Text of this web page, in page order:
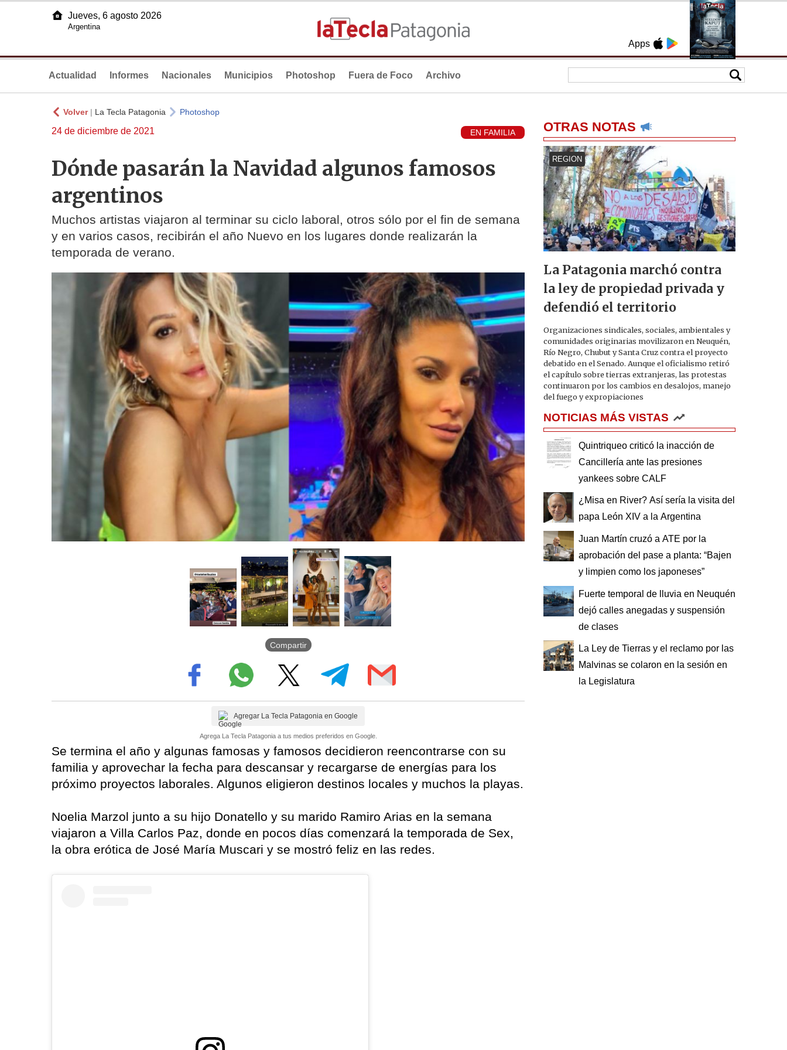
Apps
Jueves, 6 agosto 2026
Argentina
Actualidad Informes Nacionales Municipios Photoshop Fuera de Foco Archivo
Volver| La Tecla Patagonia Photoshop
24 de diciembre de 2021 EN FAMILIA
Dónde pasarán la Navidad algunos famosos
argentinos
Muchos artistas viajaron al terminar su ciclo laboral, otros sólo por el fin de semana
y en varios casos, recibirán el año Nuevo en los lugares donde realizarán la
temporada de verano.
Compartir
Agregar La Tecla Patagonia en Google
Agrega La Tecla Patagonia a tus medios preferidos en Google.
Se termina el año y algunas famosas y famosos decidieron reencontrarse con su
familia y aprovechar la fecha para descansar y recargarse de energías para los
próximo proyectos laborales. Algunos eligieron destinos locales y muchos la playas.
Noelia Marzol junto a su hijo Donatello y su marido Ramiro Arias en la semana
viajaron a Villa Carlos Paz, donde en pocos días comenzará la temporada de Sex,
la obra erótica de José María Muscari y se mostró feliz en las redes.
OTRAS NOTAS
REGION
La Patagonia marchó contra
la ley de propiedad privada y
defendió el territorio
Organizaciones sindicales, sociales, ambientales y
comunidades originarias movilizaron en Neuquén,
Río Negro, Chubut y Santa Cruz contra el proyecto
debatido en el Senado. Aunque el oficialismo retiró
el capítulo sobre tierras extranjeras, las protestas
continuaron por los cambios en desalojos, manejo
del fuego y expropiaciones
NOTICIAS MÁS VISTAS
Quintriqueo criticó la inacción de
Cancillería ante las presiones
yankees sobre CALF
¿Misa en River? Así sería la visita del
papa León XIV a la Argentina
Juan Martín cruzó a ATE por la
aprobación del pase a planta: “Bajen
y limpien como los japoneses”
Fuerte temporal de lluvia en Neuquén
dejó calles anegadas y suspensión
de clases
La Ley de Tierras y el reclamo por las
Malvinas se colaron en la sesión en
la Legislatura